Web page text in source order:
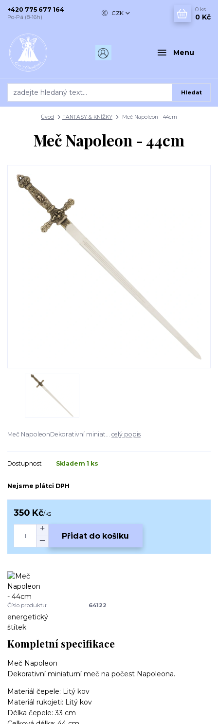
Menu
CZK
Hledat
+420 775 677 164
Po-Pá (8-16h)
0 ks
0 Kč
Úvod FANTASY & KNÍŽKY Meč Napoleon - 44cm
Meč Napoleon - 44cm
Meč NapoleonDekorativní miniat... celý popis
Dostupnost Skladem 1 ks
Nejsme plátci DPH
350 Kč/ks
Přidat do košíku
Číslo produktu: 64122
Kompletní specifikace
Meč Napoleon
Dekorativní miniaturní meč na počest Napoleona.
Materiál čepele: Litý kov
Materiál rukojeti: Litý kov
Délka čepele: 33 cm